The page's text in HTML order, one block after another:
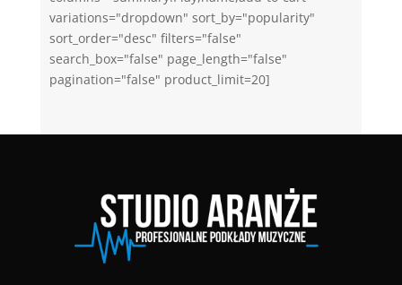
variations="dropdown" sort_by="popularity"
sort_order="desc" filters="false"
search_box="false" page_length="false"
pagination="false" product_limit=20]